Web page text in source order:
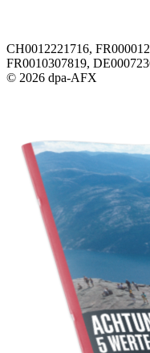
CH0012221716,
FR0010307819,
© 2026 dpa-AFX